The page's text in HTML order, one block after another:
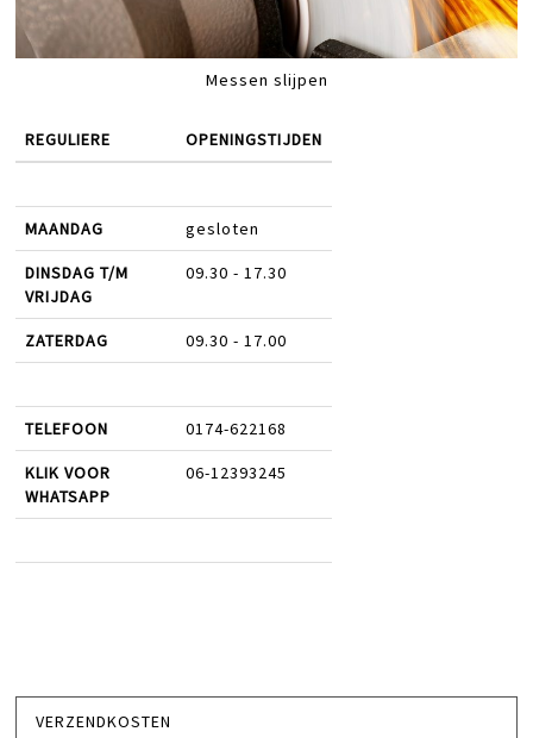
Messen slijpen
REGULIERE OPENINGSTIJDEN
MAANDAG gesloten
DINSDAG T/M
VRIJDAG
09.30 - 17.30
ZATERDAG 09.30 - 17.00
TELEFOON 0174-622168
KLIK VOOR
WHATSAPP
06-12393245
VERZENDKOSTEN